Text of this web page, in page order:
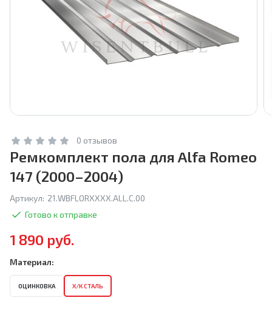
0 отзывов
Ремкомплект пола для Alfa Romeo
147 (2000–2004)
Артикул: 21.WBFLORXXXX.ALL.C.00
Готово к отправке
1 890 руб.
Материал:
ОЦИНКОВКА Х/К СТАЛЬ